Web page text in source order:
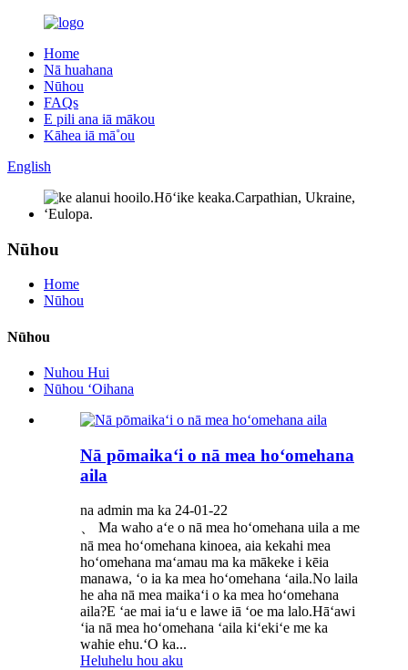
Home
Nā huahana
Nūhou
FAQs
E pili ana iā mākou
Kāhea iā mā˚ou
English
Nūhou
Home
Nūhou
Nūhou
Nuhou Hui
Nūhou ʻOihana
Nā pōmaikaʻi o nā mea hoʻomehana
aila
na admin ma ka 24-01-22
、 Ma waho aʻe o nā mea hoʻomehana uila a me
nā mea hoʻomehana kinoea, aia kekahi mea
hoʻomehana maʻamau ma ka mākeke i kēia
manawa, ʻo ia ka mea hoʻomehana ʻaila.No laila
he aha nā mea maikaʻi o ka mea hoʻomehana
aila?E ʻae mai iaʻu e lawe iā ʻoe ma lalo.Hāʻawi
ʻia nā mea hoʻomehana ʻaila kiʻekiʻe me ka
wahie ehu.ʻO ka...
Heluhelu hou aku